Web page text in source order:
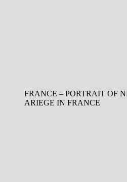
FRANCE – PORTRAIT OF
ARIEGE IN FRANCE